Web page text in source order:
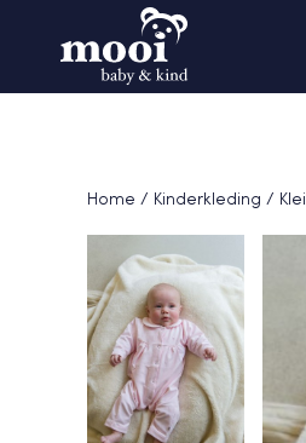
Home / Kinderkleding /